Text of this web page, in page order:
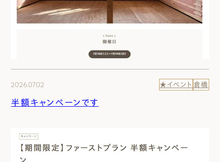
2026.07.02 ★イベント 倉橋
半額キャンペーンです